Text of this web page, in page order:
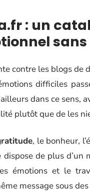
: un
contre les blogs de
difficiles
dans ce sens,
plutôt que de les
, le bonheur,
de plus
émotions et le
message sous